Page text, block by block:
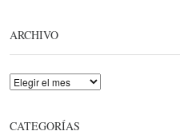
ARCHIVO
Archivo
CATEGORÍAS